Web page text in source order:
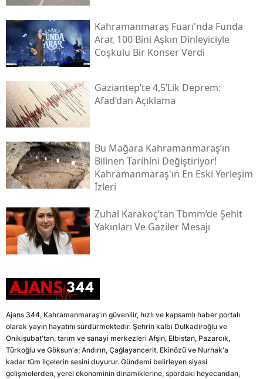
Kahramanmaraş Fuarı'nda Funda
Arar, 100 Bini Aşkın Dinleyiciyle
Coşkulu Bir Konser Verdi
Gaziantep’te 4,5’lik Deprem:
Afad’dan Açıklama
Bu Mağara Kahramanmaraş’ın
Bilinen Tarihini Değiştiriyor!
Kahramanmaraş'ın En Eski Yerleşim
İzleri
Zuhal Karakoç’tan Tbmm’de Şehit
Yakınları Ve Gaziler Mesajı
Ajans 344, Kahramanmaraş'ın güvenilir, hızlı ve kapsamlı haber portalı
olarak yayın hayatını sürdürmektedir. Şehrin kalbi Dulkadiroğlu ve
Onikişubat'tan, tarım ve sanayi merkezleri Afşin, Elbistan, Pazarcık,
Türkoğlu ve Göksun'a; Andırın, Çağlayancerit, Ekinözü ve Nurhak'a
kadar tüm ilçelerin sesini duyurur. Gündemi belirleyen siyasi
gelişmelerden, yerel ekonominin dinamiklerine, spordaki heyecandan,